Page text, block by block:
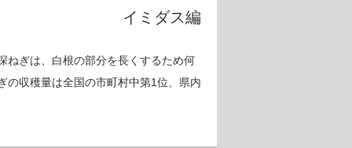
イミダス編
ねぎは、白根の部分を長くするため何
の収穫量は全国の市町村中第1位、県内